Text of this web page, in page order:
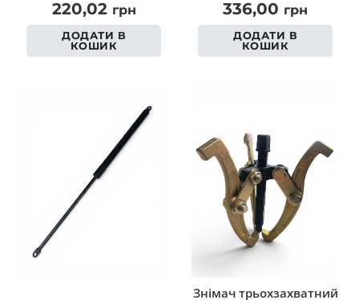
220,02 грн
ДОДАТИ В
КОШИК
336,00 грн
ДОДАТИ В
КОШИК
Знімач трьохзахватний